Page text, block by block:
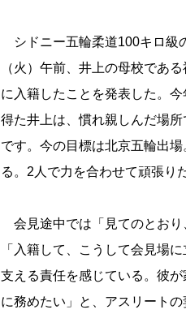
シドニー五輪柔道100キロ級
（火）午前、井上の母校であ
に入籍したことを発表した。
得た井上は、慣れ親しんだ場
です。今の目標は北京五輪出
る。2人で力を合わせて頑張り
会見途中では「見てのとおり
「入籍して、こうして会見場
支える責任を感じている。彼
に務めたい」と、アスリート